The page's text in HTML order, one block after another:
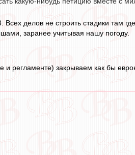
делов не строить стадики там
заранее учитывая нашу погоду.
и регламенте) закрываем как бы